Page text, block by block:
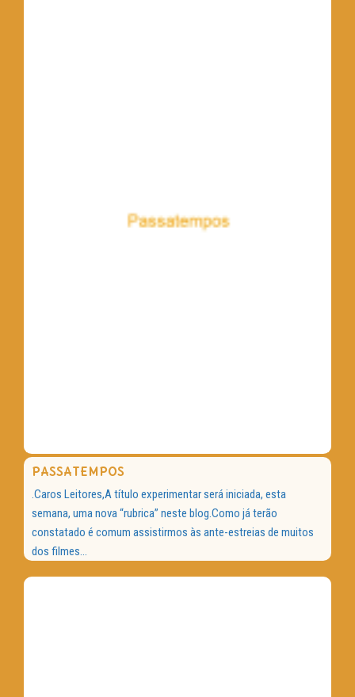
PASSATEMPOS
.Caros Leitores,A título experimentar será iniciada, esta
semana, uma nova “rubrica” neste blog.Como já terão
constatado é comum assistirmos às ante-estreias de muitos
dos filmes...